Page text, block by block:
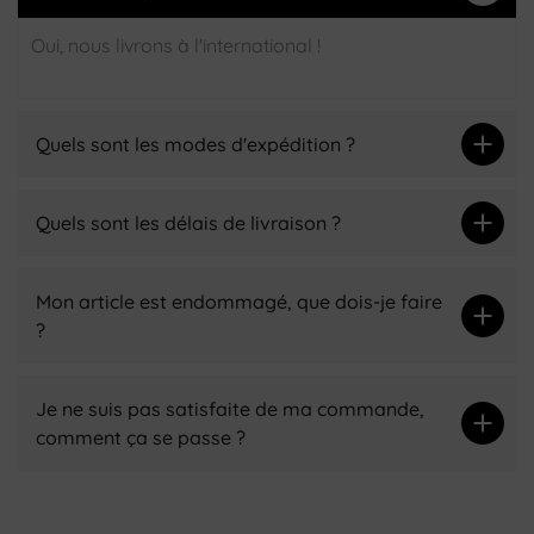
Oui, nous livrons à l'international !
Quels sont les modes d'expédition ?
Quels sont les délais de livraison ?
Mon article est endommagé, que dois-je faire
?
Je ne suis pas satisfaite de ma commande,
comment ça se passe ?